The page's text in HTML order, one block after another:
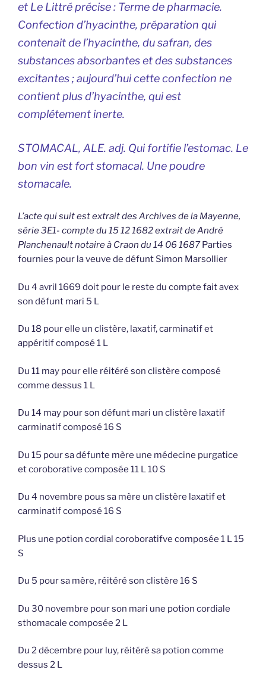
et Le Littré précise: Terme de pharmacie.
Confection d’hyacinthe, préparation qui
contenait de l’hyacinthe, du safran, des
substances absorbantes et des substances
excitantes ; aujourd’hui cette confection ne
contient plus d’hyacinthe, qui est
complétement inerte.
STOMACAL, ALE. adj. Qui fortifie l’estomac. Le
bon vin est fort stomacal. Une poudre
stomacale.
L’acte qui suit est extrait des Archives de la Mayenne,
série 3E1- compte du 15 12 1682 extrait de André
Planchenault notaire à Craon du 14 06 1687 Parties
fournies pour la veuve de défunt Simon Marsollier
Du 4 avril 1669 doit pour le reste du compte fait avex
son défunt mari 5 L
Du 18 pour elle un clistère, laxatif, carminatif et
appéritif composé 1 L
Du 11 may pour elle réitéré son clistère composé
comme dessus 1 L
Du 14 may pour son défunt mari un clistère laxatif
carminatif composé 16 S
Du 15 pour sa défunte mère une médecine purgatice
et coroborative composée 11 L 10 S
Du 4 novembre pous sa mère un clistère laxatif et
carminatif composé 16 S
Plus une potion cordial coroboratifve composée 1 L 15
S
Du 5 pour sa mère, réitéré son clistère 16 S
Du 30 novembre pour son mari une potion cordiale
sthomacale composée 2 L
Du 2 décembre pour luy, réitéré sa potion comme
dessus 2 L